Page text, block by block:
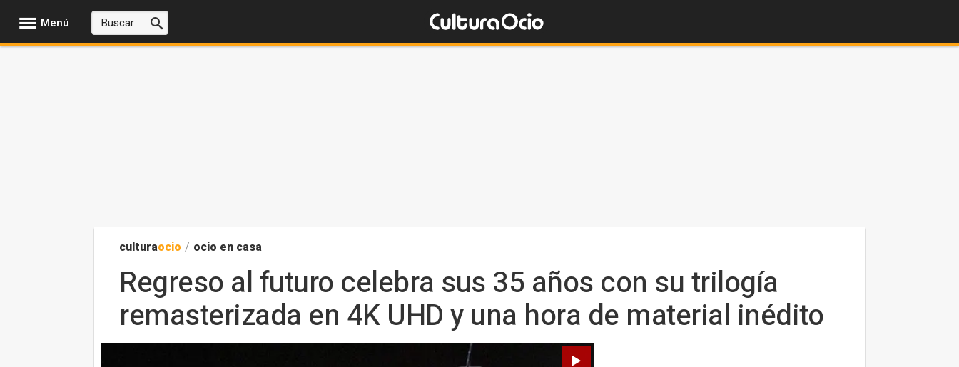
Menú
culturaocio / ocio en casa
Regreso al futuro celebra sus 35 años con su trilogía
remasterizada en 4K UHD y una hora de material inédito